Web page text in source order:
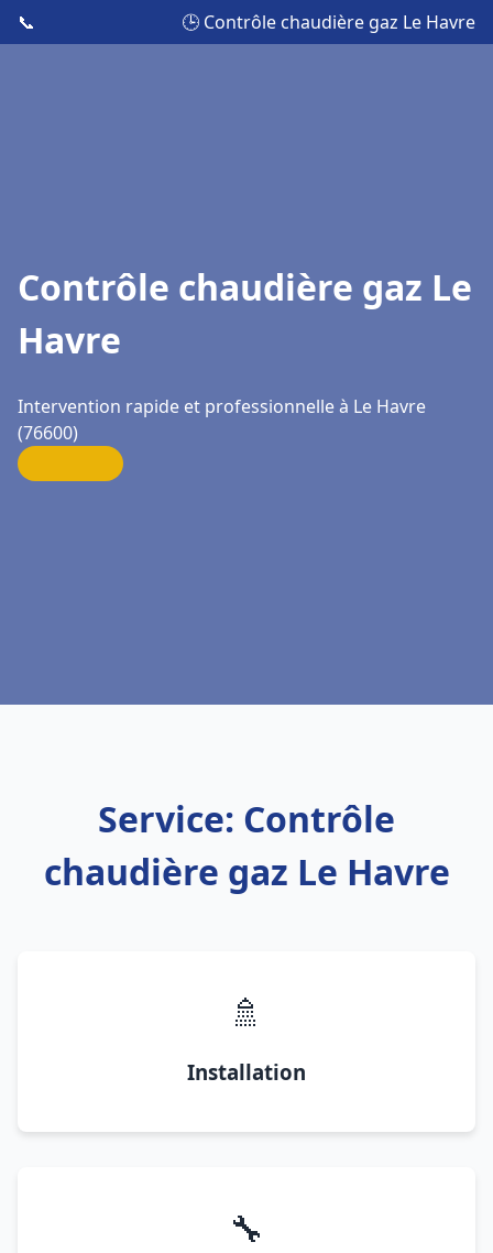
📞 🕒 Contrôle chaudière gaz Le Havre
Contrôle chaudière gaz Le
Havre
Intervention rapide et professionnelle à Le Havre
(76600)
Service: Contrôle
chaudière gaz Le Havre
🚿
Installation
🔧